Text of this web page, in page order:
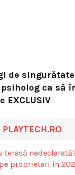
de
ca să
PLAYTECH.RO